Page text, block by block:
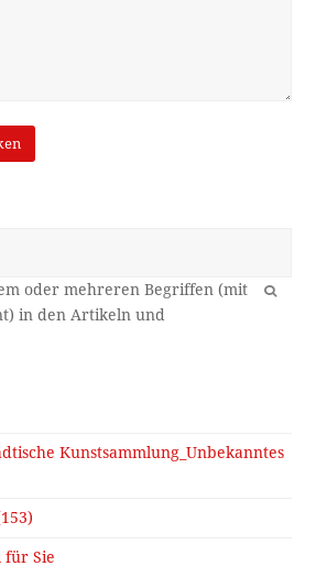
OK
Kunstsammlung_Unbekanntes
für Sie